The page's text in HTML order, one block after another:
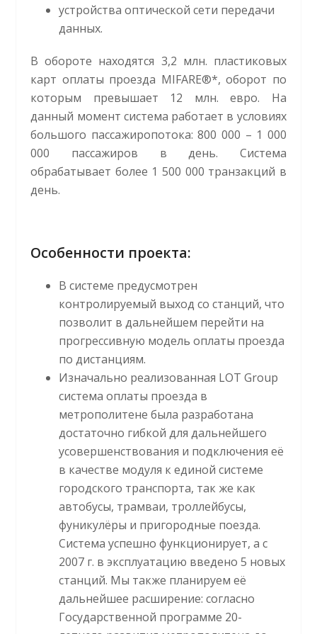
устройства оптической сети передачи
данных.
В обороте находятся 3,2 млн. пластиковых
карт оплаты проезда MIFARE®*, оборот по
которым превышает 12 млн. евро. На
данный момент система работает в условиях
большого пассажиропотока: 800 000 – 1 000
000 пассажиров в день. Система
обрабатывает более 1 500 000 транзакций в
день.
Особенности проекта:
В системе предусмотрен
контролируемый выход со станций, что
позволит в дальнейшем перейти на
прогрессивную модель оплаты проезда
по дистанциям.
Изначально реализованная LOT Group
система оплаты проезда в
метрополитене была разработана
достаточно гибкой для дальнейшего
усовершенствования и подключения её
в качестве модуля к единой системе
городского транспорта, так же как
автобусы, трамваи, троллейбусы,
фуникулёры и пригородные поезда.
Система успешно функционирует, а с
2007 г. в эксплуатацию введено 5 новых
станций. Мы также планируем её
дальнейшее расширение: согласно
Государственной программе 20-